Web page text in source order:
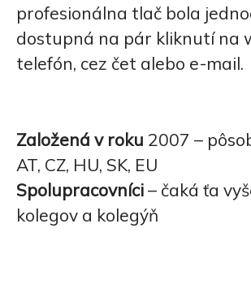
profesionálna tlač bola
dostupná na pár kliknutí na
telefón, cez čet alebo e-mail.
Založená v roku 2007 –
AT, CZ, HU, SK, EU
Spolupracovníci– čaká ťa
kolegov a kolegýň